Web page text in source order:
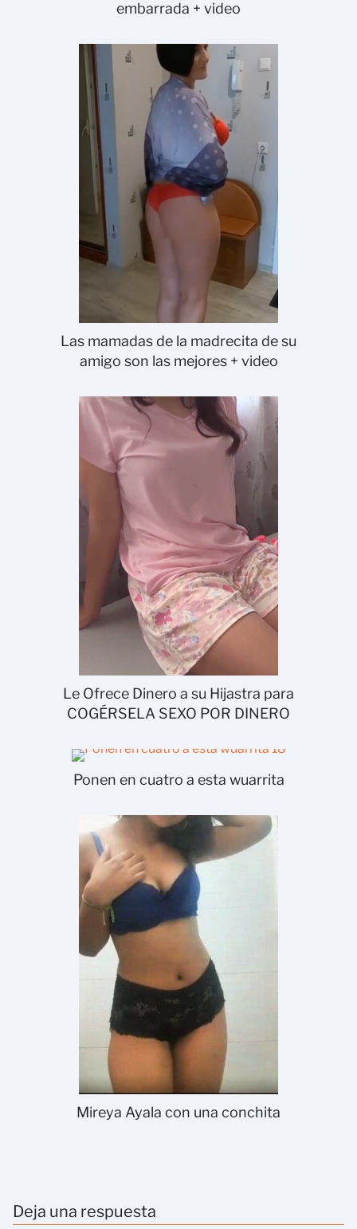
embarrada + video
Las mamadas de la madrecita de su
amigo son las mejores + video
Le Ofrece Dinero a su Hijastra para
COGÉRSELA SEXO POR DINERO
Ponen en cuatro a esta wuarrita
Mireya Ayala con una conchita
Deja una respuesta